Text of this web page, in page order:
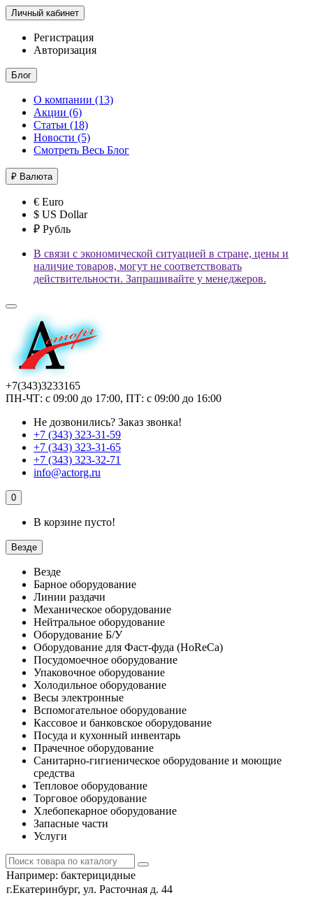
Личный кабинет
Регистрация
Авторизация
Блог
О компании (13)
Акции (6)
Статьи (18)
Новости (5)
Смотреть Весь Блог
₽ Валюта
€ Euro
$ US Dollar
₽ Рубль
В связи с экономической ситуацией в стране, цены и
наличие товаров, могут не соответствовать
действительности. Запрашивайте у менеджеров.
+7(343)3233165
ПН-ЧТ: с 09:00 до 17:00, ПТ: с 09:00 до 16:00
Не дозвонились? Заказ звонка!
+7 (343) 323-31-59
+7 (343) 323-31-65
+7 (343) 323-32-71
info@actorg.ru
0
В корзине пусто!
Везде
Везде
Барное оборудование
Линии раздачи
Механическое оборудование
Нейтральное оборудование
Оборудование Б/У
Оборудование для Фаст-фуда (HoReCa)
Посудомоечное оборудование
Упаковочное оборудование
Холодильное оборудование
Весы электронные
Вспомогательное оборудование
Кассовое и банковское оборудование
Посуда и кухонный инвентарь
Прачечное оборудование
Санитарно-гигиеническое оборудование и моющие
средства
Тепловое оборудование
Торговое оборудование
Хлебопекарное оборудование
Запасные части
Услуги
Например: бактерицидные
г.Екатеринбург, ул. Расточная д. 44